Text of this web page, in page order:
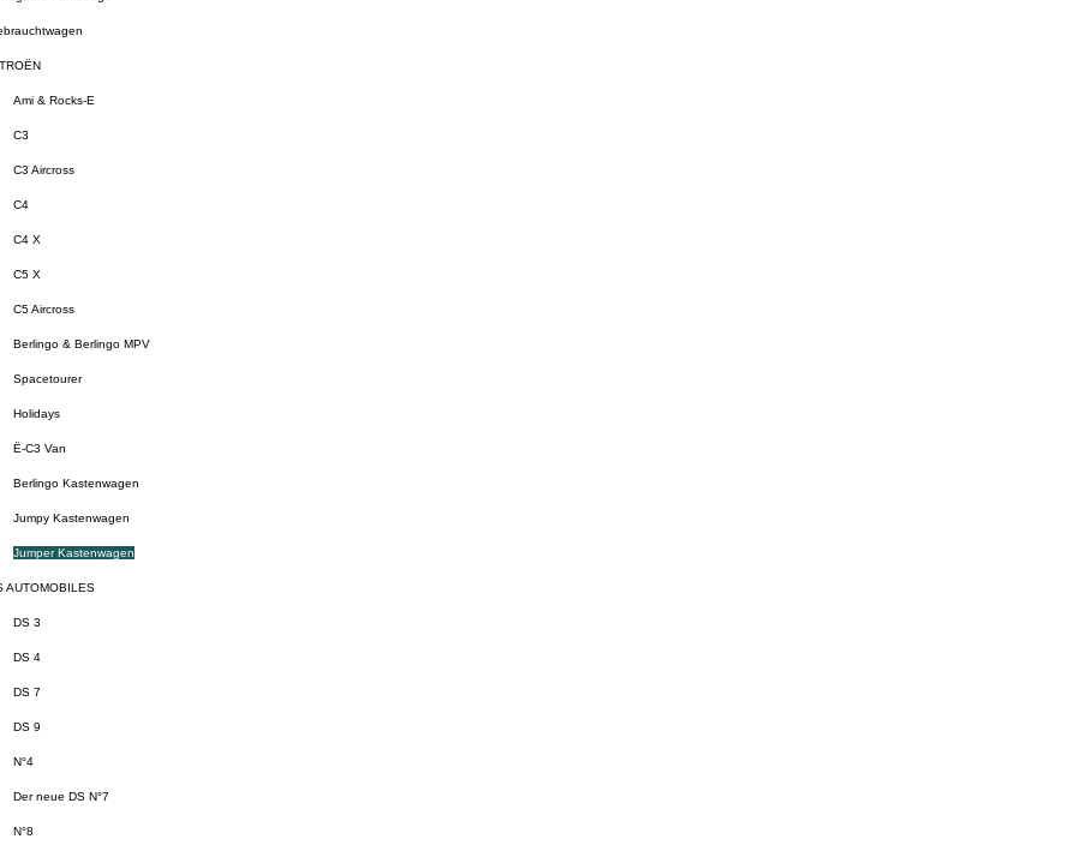
Ami & Rocks-E
C3
C3 Aircross
C4
C4 X
C5 X
C5 Aircross
Berlingo & Berlingo MPV
Spacetourer
Holidays
Ë-C3 Van
Berlingo Kastenwagen
Jumpy Kastenwagen
Jumper Kastenwagen
AUTOMOBILES
DS 3
DS 4
DS 7
DS 9
N°4
Der neue DS N°7
N°8